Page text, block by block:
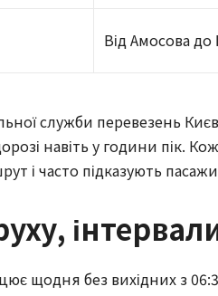
Від Амосова до
служби перевезень
навіть у години пік.
і часто підказують
щодня без вихідних з